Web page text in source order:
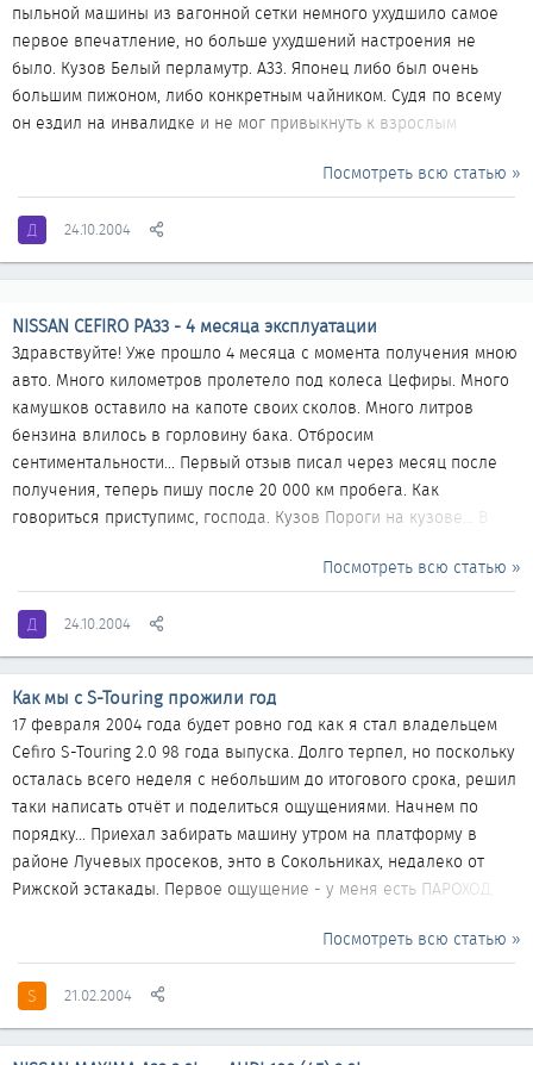
пыльной машины из вагонной сетки немного ухудшило самое
первое впечатление, но больше ухудшений настроения не
было. Кузов Белый перламутр. А33. Японец либо был очень
большим пижоном, либо конкретным чайником. Судя по всему
он ездил на инвалидке и не мог привыкнуть к взрослым
неприятное то, что он пытался, судя по качеству работы,
заделать их самостоятельно, после изрядной доли сакэ, и с
помощью обычного канцелярской замазки "штрих". Коцки на
заднем бампере были закрашены и заклеены наклейками в
видно...
Посмотреть всю статью »
Д 24.10.2004
NISSAN CEFIRO PA33 - 4 месяца эксплуатации
Здравствуйте! Уже прошло 4 месяца с момента получения мною
авто. Много километров пролетело под колеса Цефиры. Много
камушков оставило на капоте своих сколов. Много литров
бензина влилось в горловину бака. Отбросим
сентиментальности... Первый отзыв писал через месяц после
получения, теперь пишу после 20 000 км пробега. Как
говориться приступимс, господа. Кузов Пороги на кузове... В
штурмовать бордюры (парковка в Москве заставляет из себя
изображать горного козла). Иногда чиркнув убеждаешься, что
красота требует жертв. В поездке на ридну Хохляндию поймал
камушек на капот, "маленький" скол, размером с рублевую
монету немного портит экстерьер... Претензий к дизайну
никаких, даже...
Посмотреть всю статью »
Д 24.10.2004
Как мы с S-Touring прожили год
17 февраля 2004 года будет ровно год как я стал владельцем
Сefiro S-Touring 2.0 98 года выпуска. Долго терпел, но поскольку
осталась всего неделя с небольшим до итогового срока, решил
таки написать отчёт и поделиться ощущениями. Начнем по
порядку... Приехал забирать машину утром на платформу в
районе Лучевых просеков, энто в Сокольниках, недалеко от
Рижской эстакады. Первое ощущение - у меня есть ПАРОХОД,
черным цветом произвели ошеломительное впечатление.
ПОЧТИ 5 (ПЯТЬ!!!) МЕТРОВ В ДЛИННУ! При этом авто было на 16
алюминиевом литье (заводская опция), и смотрелось это очень
представительно и мощно! Диски то действительно были
великолепны, чего нельзя сказать о резине. Космо...
Посмотреть всю статью »
S 21.02.2004